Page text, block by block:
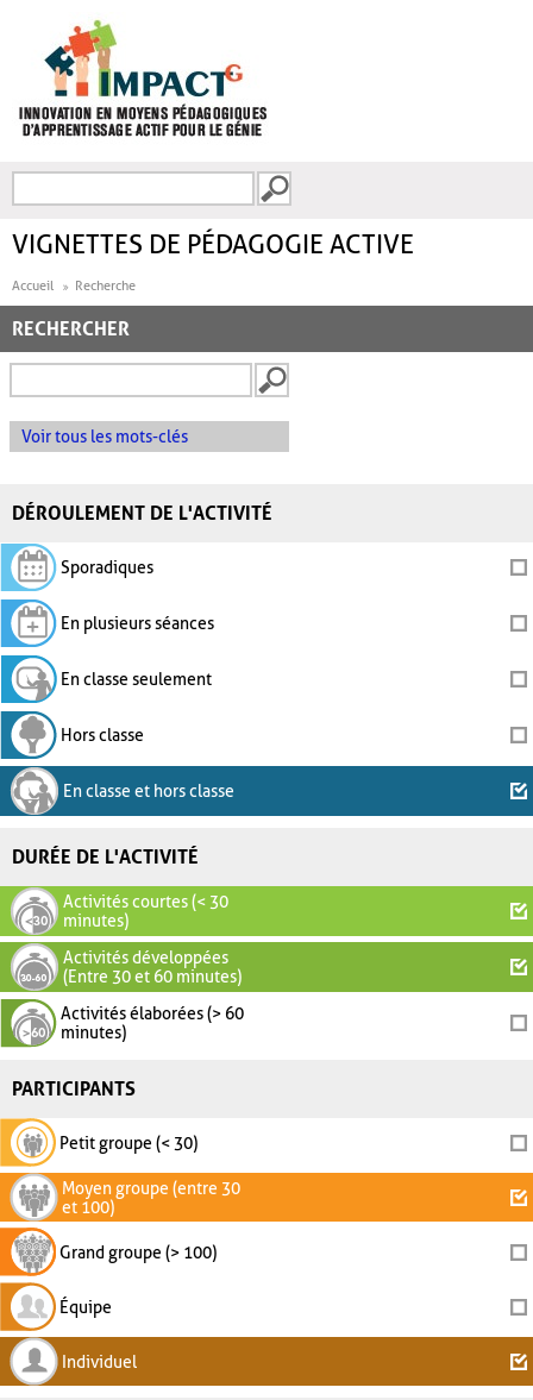
FORMULAIRE DE
VIGNETTES DE PÉDAGOGIE ACTIVE
Accueil Recherche
RECHERCHER
Voir tous les mots-clés
DÉROULEMENT DE L'ACTIVITÉ
Sporadiques
En plusieurs séances
En classe seulement
Hors classe
En classe et hors classe
DURÉE DE L'ACTIVITÉ
Activités courtes (< 30
minutes)
Activités développées
(Entre 30 et 60 minutes)
Activités élaborées (> 60
minutes)
PARTICIPANTS
Petit groupe (< 30)
Moyen groupe (entre 30
et 100)
Grand groupe (> 100)
Équipe
Individuel